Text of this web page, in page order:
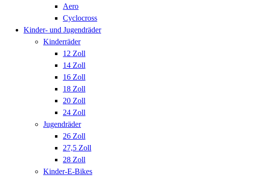
Aero
Cyclocross
Kinder- und Jugendräder
Kinderräder
12 Zoll
14 Zoll
16 Zoll
18 Zoll
20 Zoll
24 Zoll
Jugendräder
26 Zoll
27,5 Zoll
28 Zoll
Kinder-E-Bikes